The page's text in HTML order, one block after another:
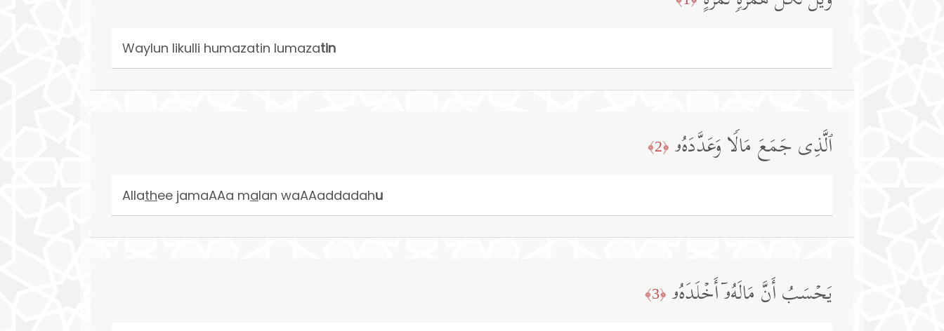
Waylun likulli humazatin lumazatin
ٱلَّذِی جَمَعَ مَالࣰا وَعَدَّدَهُۥ ﴿2﴾
Allathee jamaAAa malan waAAaddadahu
یَحۡسَبُ أَنَّ مَالَهُۥۤ أَخۡلَدَهُۥ ﴿3﴾